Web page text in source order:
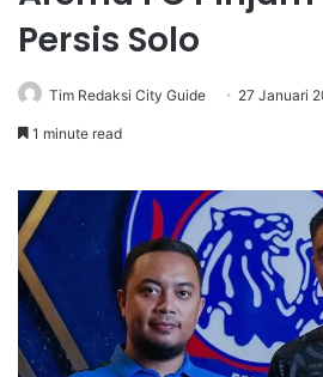
Persis Solo
Tim Redaksi City Guide 27 Januari
1 minute read